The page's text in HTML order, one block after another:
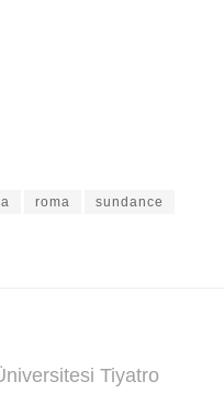
roma sundance
Tiyatro